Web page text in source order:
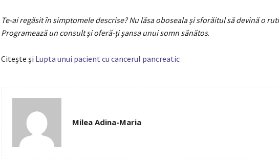
Te-ai regăsit în simptomele descrise? Nu lăsa oboseala și sforăitul să devină o
Programează un consult și oferă-ți șansa unui somn sănătos.
Citește și Lupta unui pacient cu cancerul pancreatic
Milea Adina-Maria